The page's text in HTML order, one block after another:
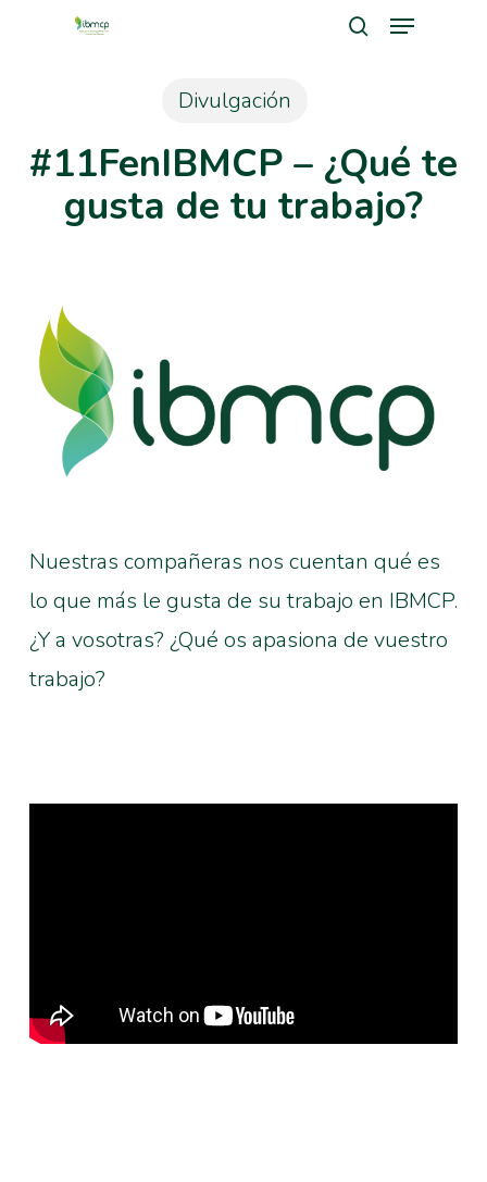
Menu
Divulgación
#11FenIBMCP – ¿Qué te
gusta de tu trabajo?
Nuestras compañeras nos cuentan qué es
lo que más le gusta de su trabajo en IBMCP.
¿Y a vosotras? ¿Qué os apasiona de vuestro
trabajo?